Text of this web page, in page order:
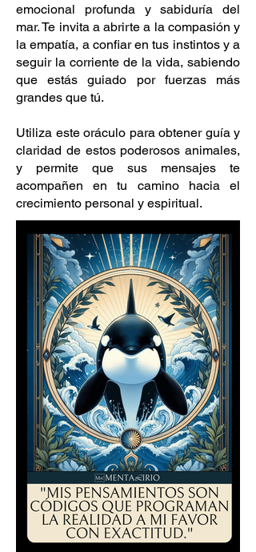
emocional profunda y sabiduría del
mar. Te invita a abrirte a la compasión y
la empatía, a confiar en tus instintos y a
seguir la corriente de la vida, sabiendo
que estás guiado por fuerzas más
grandes que tú.
Utiliza este oráculo para obtener guía y
claridad de estos poderosos animales,
y permite que sus mensajes te
acompañen en tu camino hacia el
crecimiento personal y espiritual.